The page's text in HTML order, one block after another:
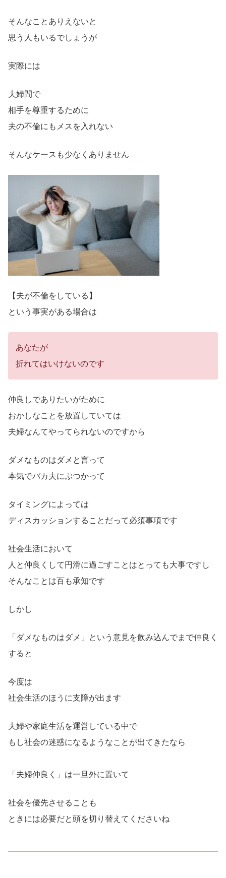
そんなことありえないと
思う人もいるでしょうが
実際には
夫婦間で
相手を尊重するために
夫の不倫にもメスを入れない
そんなケースも少なくありません
【夫が不倫をしている】
という事実がある場合は
あなたが
折れてはいけないのです
仲良しでありたいがために
おかしなことを放置していては
夫婦なんてやってられないのですから
ダメなものはダメと言って
本気でバカ夫にぶつかって
タイミングによっては
ディスカッションすることだって必須事項です
社会生活において
人と仲良くして円滑に過ごすことはとっても大事ですし
そんなことは百も承知です
しかし
「ダメなものはダメ」という意見を飲み込んでまで仲良く
すると
今度は
社会生活のほうに支障が出ます
夫婦や家庭生活を運営している中で
もし社会の迷惑になるようなことが出てきたなら
「夫婦仲良く」は一旦外に置いて
社会を優先させることも
ときには必要だと頭を切り替えてくださいね